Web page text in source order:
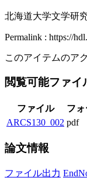
北海道大学文学研
Permalink : https://
このアイテムのア
閲覧可能ファイ
ファイル フォ
ARCS130_002 pdf
論文情報
ファイル出力